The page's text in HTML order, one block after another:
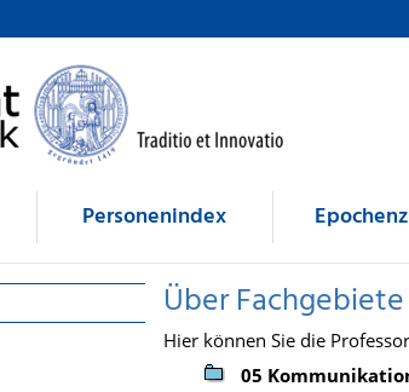
Personenindex
Über
Hier können Sie die
05